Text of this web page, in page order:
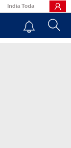
India Today Business